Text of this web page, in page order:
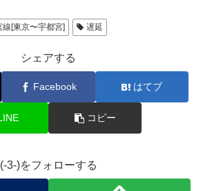
線[東京〜宇都宮] 遅延
シェアする
Facebook はてブ
コピー
(-3-)をフォローする